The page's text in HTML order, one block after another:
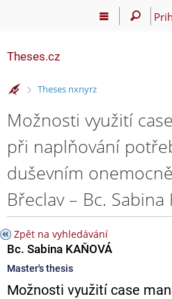
Theses.cz
>
Theses nxnyrz
Možnosti využití
při naplňování
duševním
Břeclav – Bc. Sabina
Zpět na vyhledávání
Bc. Sabina KAŇOVÁ
Master's thesis
Možnosti využití case